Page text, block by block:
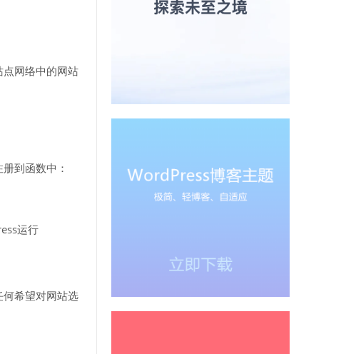
网络中的网站
到函数中：
运行
希望对网站选